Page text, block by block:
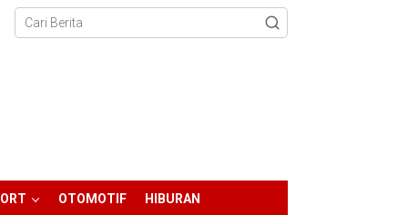
OTOMOTIF HIBURAN